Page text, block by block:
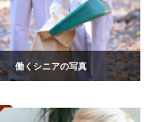
働くシニアの写真